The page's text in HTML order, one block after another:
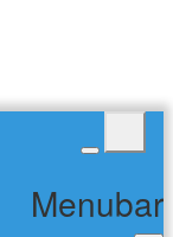
Menubar